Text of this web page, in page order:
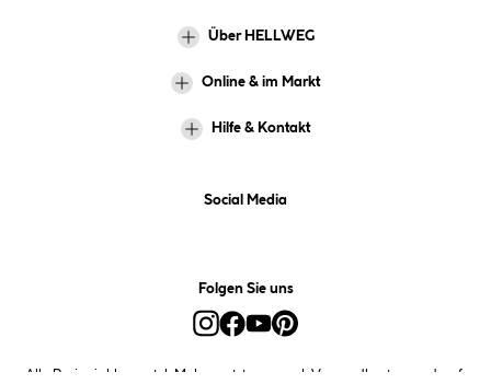
Über HELLWEG
Online & im Markt
Hilfe & Kontakt
Social Media
Folgen Sie uns
Alle Preise inkl. gesetzl. Mehrwertsteuer zzgl. Versandkosten und ggf.